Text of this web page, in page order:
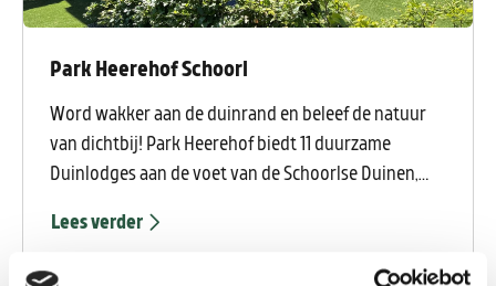
Park Heerehof Schoorl
Word wakker aan de duinrand en beleef de natuur
van dichtbij! Park Heerehof biedt 11 duurzame
Duinlodges aan de voet van de Schoorlse Duinen,
en fietsroutes. De lodges worden CO2 neutraal
Lees verder